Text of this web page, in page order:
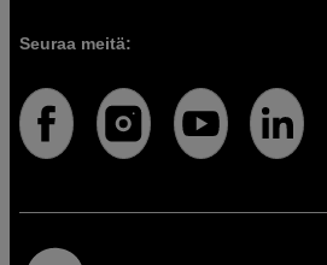
Seuraa meitä: